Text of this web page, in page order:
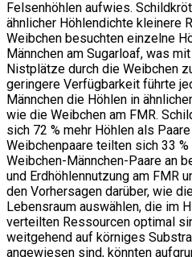
Felsenhöhlen aufwies.
ähnlicher Höhlendichte kleinere
Weibchen besuchten einzelne
Männchen am Sugarloaf, was
Nistplätze durch die Weibchen
geringere Verfügbarkeit führte
Männchen die Höhlen in
wie die Weibchen am FMR.
sich 72 % mehr Höhlen als
Weibchenpaare teilten sich 33
Weibchen-Männchen-Paare an
und Erdhöhlennutzung am FMR
den Vorhersagen darüber, wie
Lebensraum auswählen, die im
verteilten Ressourcen optimal
weitgehend auf körniges
angewiesen sind, könnten